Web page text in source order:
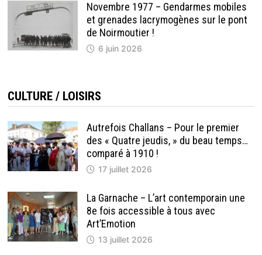
Novembre 1977 – Gendarmes mobiles
et grenades lacrymogènes sur le pont
de Noirmoutier !
6 juin 2026
CULTURE / LOISIRS
Autrefois Challans – Pour le premier
des « Quatre jeudis, » du beau temps…
comparé à 1910 !
17 juillet 2026
La Garnache – L’art contemporain une
8e fois accessible à tous avec
Art’Emotion
13 juillet 2026